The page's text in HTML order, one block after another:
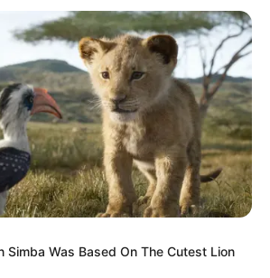
Simba Was Based On The Cutest Lion